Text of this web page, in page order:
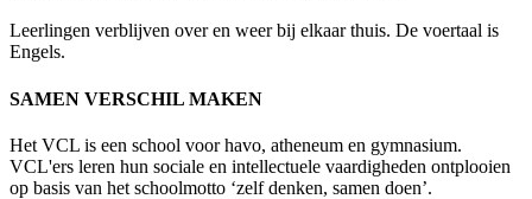
Leerlingen verblijven over en weer bij elkaar thuis. De voertaal is
Engels.
SAMEN VERSCHIL MAKEN
Het VCL is een school voor havo, atheneum en gymnasium.
VCL'ers leren hun sociale en intellectuele vaardigheden ontplooien
op basis van het schoolmotto ‘zelf denken, samen doen’.